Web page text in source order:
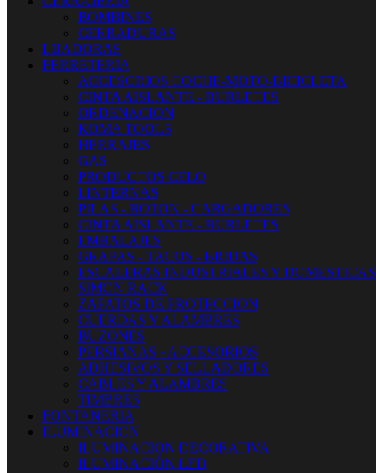
BOMBINES
CERRADURAS
LIJADORAS
FERRETERIA
ACCESORIOS COCHE-MOTO-BICICLETA
CINTA AISLANTE - BURLETES
ORDENACION
KOMA TOOLS
HERRAJES
GAS
PRODUCTOS CELO
LINTERNAS
PILAS - BOTON - CARGADORES
CINTA AISLANTE - BURLETES
EMBALAJES
GRAPAS - TACOS - BRIDAS
ESCALERAS INDUSTRIALES Y DOMESTICAS
SIMON RACK
ZAPATOS DE PROTECCION
CUERDAS Y ALAMBRES
BUZONES
PERSIANAS - ACCESORIOS
ADHESIVOS Y SELLADORES
CABLES Y ALAMBRES
TIMBRES
FONTANERIA
ILUMINACION
ILUMINACION DECORATIVA
ILUMINACIÓN LED